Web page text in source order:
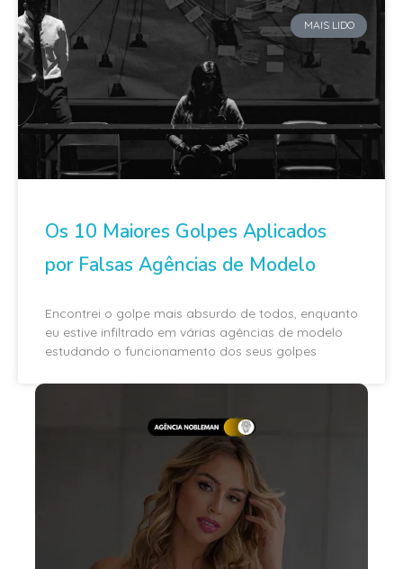
MAIS LIDO
Os 10 Maiores Golpes Aplicados
por Falsas Agências de Modelo
Encontrei o golpe mais absurdo de todos, enquanto
eu estive infiltrado em várias agências de modelo
estudando o funcionamento dos seus golpes